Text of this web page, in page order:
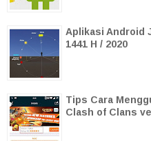
Aplikasi Android
1441 H / 2020
Tips Cara
Clash of Clans